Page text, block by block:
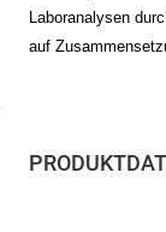
Laboranalysen
auf